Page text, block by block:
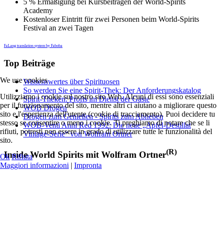
Academy
Kostenloser Eintritt für zwei Personen beim World-Spirits
Festival an zwei Tagen
FaLang translation system by Faboba
Top Beiträge
Wissenswertes über Spirituosen
So werden Sie eine Spirit-Thek: Der Anforderungskatalog
Spirit-Theken: Profis im Dienst der Gäste
WOB Drogen
Drogen zum Genießen - Spirits zum Abheben
WOB-Venti Anni Red 1992: Die neue „Apfel-Destillat
Vintage-Serie“ von Wolfram Ortner
Inside World Spirits mit Wolfram Ortner(R)
We use cookies
Utilizziamo i cookie sul nostro sito Web. Alcuni di essi sono essenziali
per il funzionamento del sito, mentre altri ci aiutano a migliorare questo
sito e l'esperienza dell'utente (cookie di tracciamento). Puoi decidere tu
stesso se consentire o meno i cookie. Ti preghiamo di notare che se li
rifiuti, potresti non essere in grado di utilizzare tutte le funzionalità del
sito.
Ok Rifiuta
Maggiori informazioni | Impronta